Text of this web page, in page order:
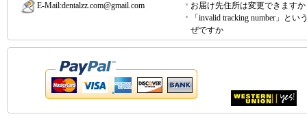
E-Mail:dentalzz.com@gmail.com
お届け先住所は変更できますか
「invalid tracking number」とい
ぜですか